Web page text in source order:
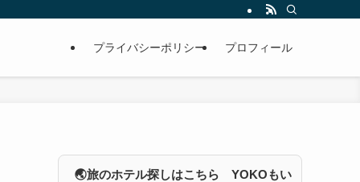
プライバシーポリシー プロフィール
🌏旅のホテル探しはこちら YOKOもい